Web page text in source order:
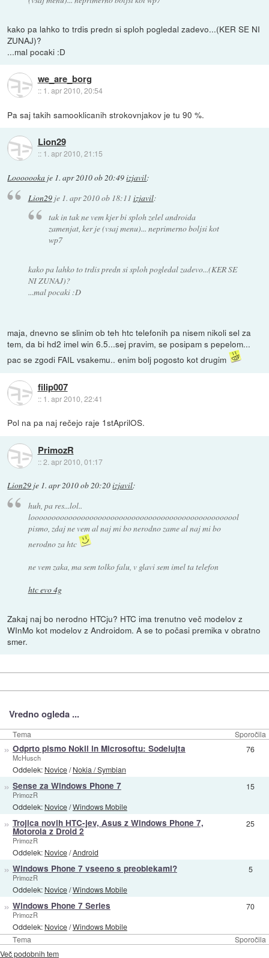
kako pa lahko to trdis predn si sploh pogledal zadevo...(KER SE NI
ZUNAJ)?
...mal pocaki :D
we_are_borg
:: 1. apr 2010, 20:54
Pa saj takih samooklicanih strokovnjakov je tu 90 %.
Lion29
:: 1. apr 2010, 21:15
Looooooka je 1. apr 2010 ob 20:49izjavil:
Lion29je 1. apr 2010 ob 18:11 izjavil:
tak in tak ne vem kjer bi sploh zelel androida
zamenjat, ker je (vsaj menu)... neprimerno boljsi kot
wp7
kako pa lahko to trdis predn si sploh pogledal zadevo...(KER SE
NI ZUNAJ)?
...mal pocaki :D
maja, dnevno se slinim ob teh htc telefonih pa nisem nikoli sel za
tem, da bi hd2 imel win 6.5...sej pravim, se posipam s pepelom...
pac se zgodi FAIL vsakemu.. enim bolj pogosto kot drugim
filip007
:: 1. apr 2010, 22:41
Pol na pa naj rečejo raje 1stAprilOS.
PrimozR
::2. apr 2010, 01:17
Lion29 je 1. apr 2010 ob 20:20izjavil:
huh, pa res...lol..
loooooooooooooooooooooooooooooooooooooooooooooooool
pismo, zdaj ne vem al naj mi bo nerodno zame al naj mi bo
nerodno za htc
ne vem zaka, ma sem tolko falu, v glavi sem imel ta telefon
htc evo 4g
Zakaj naj bo nerodno HTCju? HTC ima trenutno več modelov z
WInMo kot modelov z Androidom. A se to počasi premika v obratno
smer.
Vredno ogleda ...
Tema Sporočila
Tema Sporočila
» Odprto pismo Nokii in Microsoftu: Sodelujta
McHusch
Oddelek: Novice/Nokia / Symbian
76
» Sense za Windows Phone 7
PrimozR
Oddelek: Novice/Windows Mobile
15
» Trojica novih HTC-jev, Asus z Windows Phone 7,
Motorola z Droid 2
PrimozR
Oddelek: Novice/Android
25
» Windows Phone 7 vseeno s preoblekami?
PrimozR
Oddelek: Novice/Windows Mobile
5
» Windows Phone 7 Series
PrimozR
Oddelek: Novice/Windows Mobile
70
Več podobnih tem